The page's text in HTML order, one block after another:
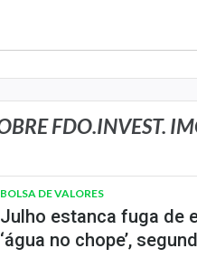
FDO.INVEST.
BOLSA DE VALORES
Julho estanca fuga de
‘água no chope’,